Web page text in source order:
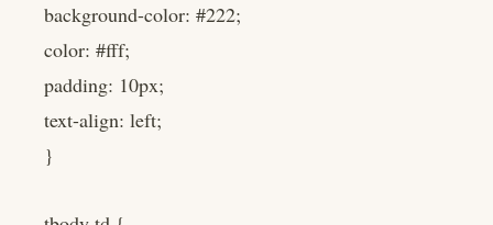
background-color: #222;
color: #fff;
padding: 10px;
text-align: left;
}